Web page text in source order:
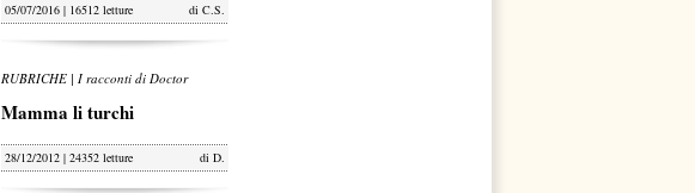
05/07/2016 | 16512 letture di C.S.
RUBRICHE | I racconti di Doctor
Mamma li turchi
28/12/2012 | 24352 letture di D.